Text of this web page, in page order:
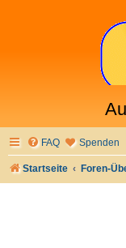
FAQ Spenden
Startseite Foren-